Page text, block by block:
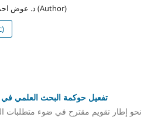
د. عوض احمد محمد الروياتي (Author)
تفعيل حوكمة البحث العلمي في
نحو إطار تقويم مقترح في ضوء متطلبات